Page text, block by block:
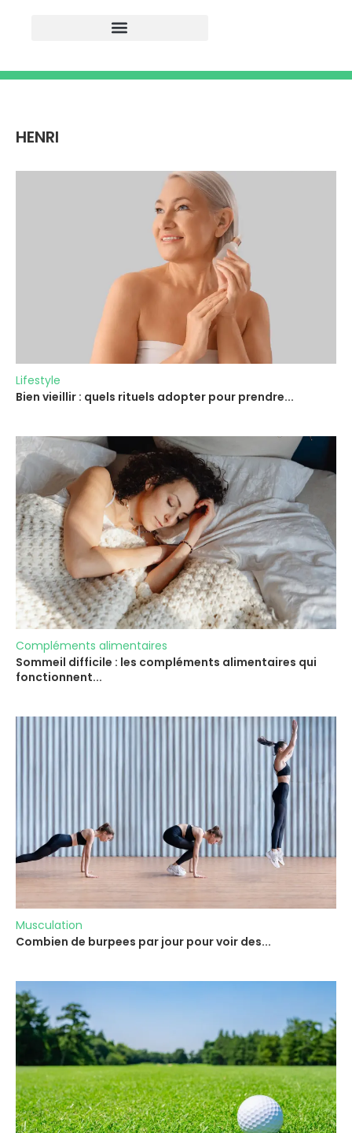
HENRI
Lifestyle
Bien vieillir : quels rituels adopter pour prendre...
Compléments alimentaires
Sommeil difficile : les compléments alimentaires qui
fonctionnent...
Musculation
Combien de burpees par jour pour voir des...